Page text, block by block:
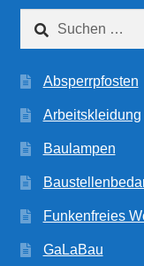
nach:
Absperrpfosten
Arbeitskleidung
Baulampen
Funkenfreies
GaLaBau